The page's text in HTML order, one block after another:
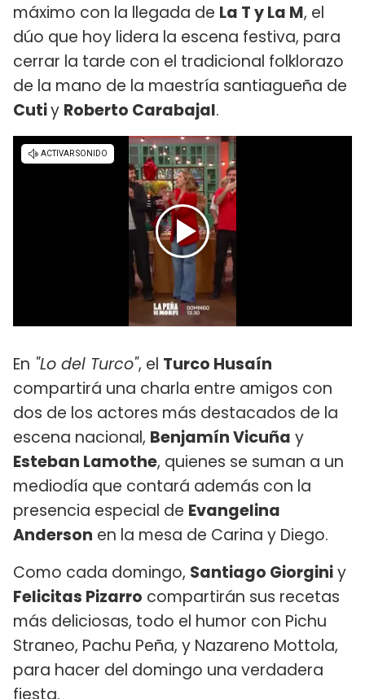
máximo con la llegada de La T y La M, el
dúo que hoy lidera la escena festiva, para
cerrar la tarde con el tradicional folklorazo
de la mano de la maestría santiagueña de
Cutiy Roberto Carabajal.
En "Lo del Turco", el Turco Husaín
compartirá una charla entre amigos con
dos de los actores más destacados de la
escena nacional, Benjamín Vicuña y
Esteban Lamothe, quienes se suman a un
mediodía que contará además con la
presencia especial de Evangelina
Anderson en la mesa de Carina y Diego.
Como cada domingo, Santiago Giorginiy
Felicitas Pizarro compartirán sus recetas
más deliciosas, todo el humor con Pichu
Straneo, Pachu Peña, y Nazareno Mottola,
para hacer del domingo una verdadera
fiesta.